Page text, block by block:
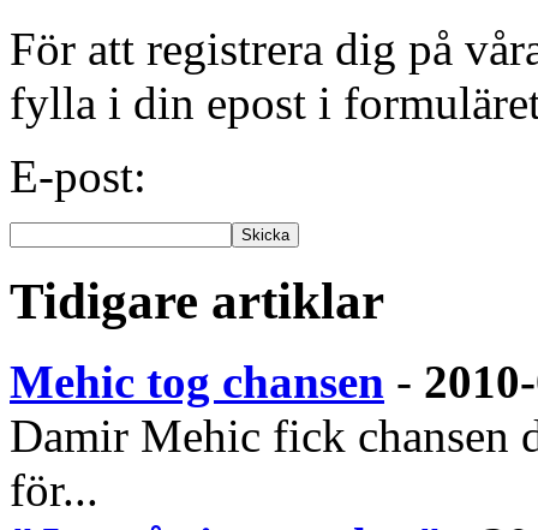
För att registrera dig på
fylla i din epost i
E-post:
Tidigare artiklar
Mehic tog chansen -
Damir Mehic fick chansen
för...